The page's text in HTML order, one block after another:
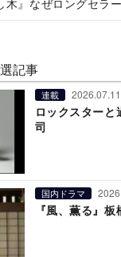
木』なぜロングセラ
記事
連載 2026.07.11
ロックスター
司
国内ドラマ
『風、薫る』